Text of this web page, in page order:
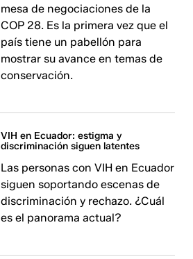
mesa de negociaciones de la
COP 28. Es la primera vez que el
país tiene un pabellón para
mostrar su avance en temas de
conservación.
VIH en Ecuador: estigma y
discriminación siguen latentes
Las personas con VIH en Ecuador
siguen soportando escenas de
discriminación y rechazo. ¿Cuál
es el panorama actual?